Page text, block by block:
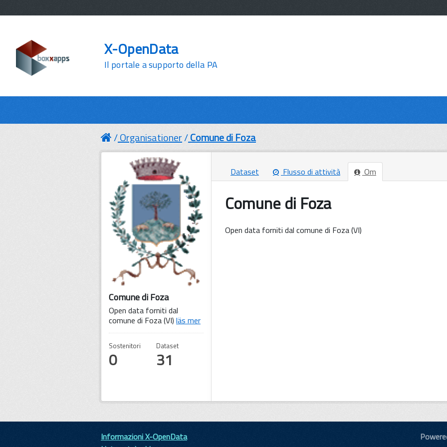
X-OpenData
Il portale a supporto della PA
Organisationer Comune di Foza
Dataset Flusso di attività Om
Comune di Foza
Open data forniti dal comune di Foza (VI)
Comune di Foza
Open data forniti dal
comune di Foza (VI) läs mer
Sostenitori
0
Dataset
31
Informazioni X-OpenData